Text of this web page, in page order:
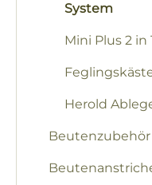
System
Mini Plus 2 in
Herold
Beutenzubehör